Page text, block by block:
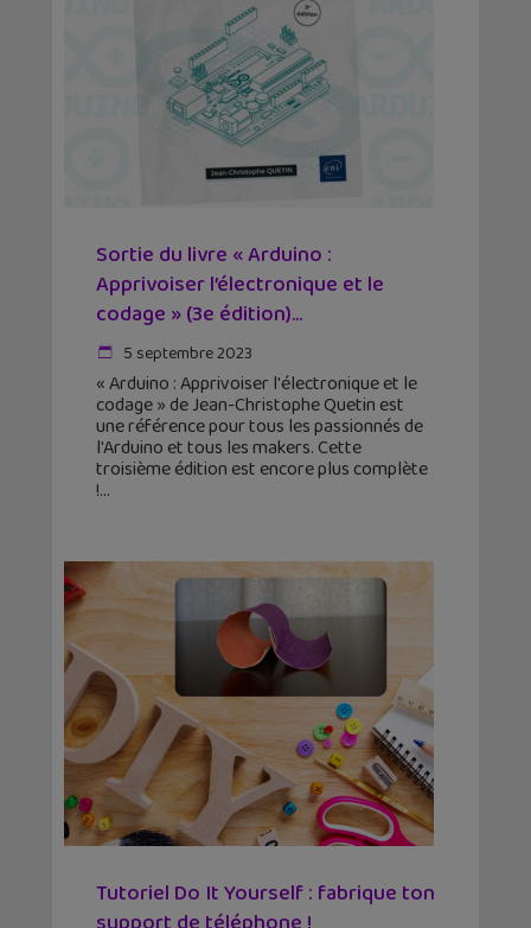
Sortie du livre « Arduino :
Apprivoiser l’électronique et le
codage » (3e édition)...
5 septembre 2023
« Arduino : Apprivoiser l'électronique et le
codage » de Jean-Christophe Quetin est
une référence pour tous les passionnés de
l'Arduino et tous les makers. Cette
troisième édition est encore plus complète
!
Tutoriel Do It Yourself : fabrique ton